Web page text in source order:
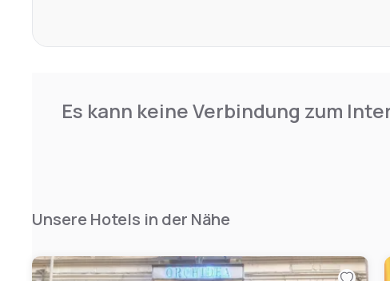
Es kann keine Verbindung zum
Unsere Hotels in der Nähe